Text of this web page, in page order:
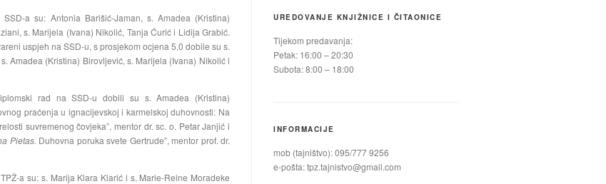
a su: Antonia Barišić-Jaman, s. Amadea (Kristina)
s. Marijela (Ivana) Nikolić, Tanja Ćurić i Lidija Grabić.
uspjeh na SSD-u, s prosjekom ocjena 5,0 dobile su s.
Amadea (Kristina) Birovljević, s. Marijela (Ivana) Nikolić i
rad na SSD-u dobili su s. Amadea (Kristina)
praćenja u ignacijevskoj i karmelskoj duhovnosti: Na
suvremenog čovjeka”, mentor dr. sc. o. Petar Janjić i
Pietas. Duhovna poruka svete Gertrude”, mentor prof. dr.
a su: s. Marija Klara Klarić i s. Marie-Reine Moradeke
UREDOVANJE KNJIŽNICE I ČITAONICE
Tijekom predavanja:
Petak: 16:00 – 20:30
Subota: 8:00 – 18:00
INFORMACIJE
mob (tajništvo): 095/777 9256
e-pošta:tpz.tajnistvo@gmail.com